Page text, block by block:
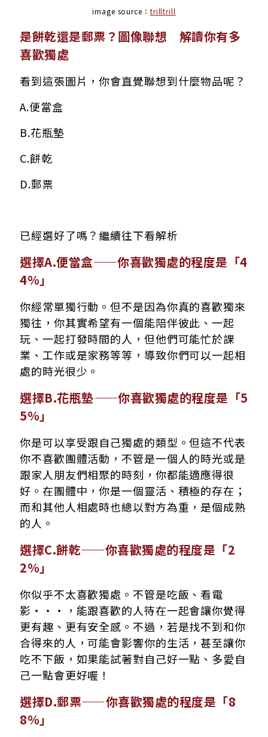
image source：trilltrill
是餅乾還是郵票？圖像聯想 解讀你有多
喜歡獨處
看到這張圖片，你會直覺聯想到什麼物品呢？
A.便當盒
B.花瓶墊
C.餅乾
D.郵票
已經選好了嗎？繼續往下看解析
選擇A.便當盒——你喜歡獨處的程度是「4
4％」
你經常單獨行動。但不是因為你真的喜歡獨來
獨往，你其實希望有一個能陪伴彼此、一起
玩、一起打發時間的人，但他們可能忙於課
業、工作或是家務等等，導致你們可以一起相
處的時光很少。
選擇B.花瓶墊——你喜歡獨處的程度是「5
5％」
你是可以享受跟自己獨處的類型。但這不代表
你不喜歡團體活動，不管是一個人的時光或是
跟家人朋友們相聚的時刻，你都能適應得很
好。在團體中，你是一個靈活、積極的存在；
而和其他人相處時也總以對方為重，是個成熟
的人。
選擇C.餅乾——你喜歡獨處的程度是「2
2％」
你似乎不太喜歡獨處。不管是吃飯、看電
影‧‧‧，能跟喜歡的人待在一起會讓你覺得
更有趣、更有安全感。不過，若是找不到和你
合得來的人，可能會影響你的生活，甚至讓你
吃不下飯，如果能試著對自己好一點、多愛自
己一點會更好喔！
選擇D.郵票——你喜歡獨處的程度是「8
8％」